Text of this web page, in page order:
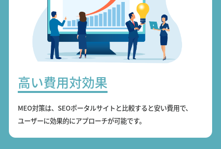
高い費用対効果
MEO対策は、SEOポータルサイトと比較すると安い費用で、
ユーザーに効果的にアプローチが可能です。